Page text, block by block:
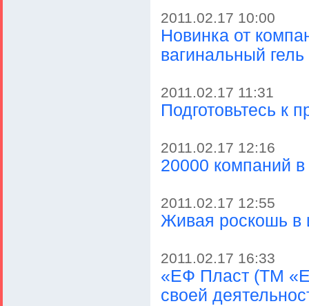
2011.02.17 10:00
Новинка от
вагинальный
2011.02.17 11:31
Подготовьтесь к
2011.02.17 12:16
20000 компаний
2011.02.17 12:55
Живая роскошь в
2011.02.17 16:33
«ЕФ Пласт (ТМ
своей